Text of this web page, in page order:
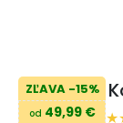
ZĽAVA -15%
od 49,99 €